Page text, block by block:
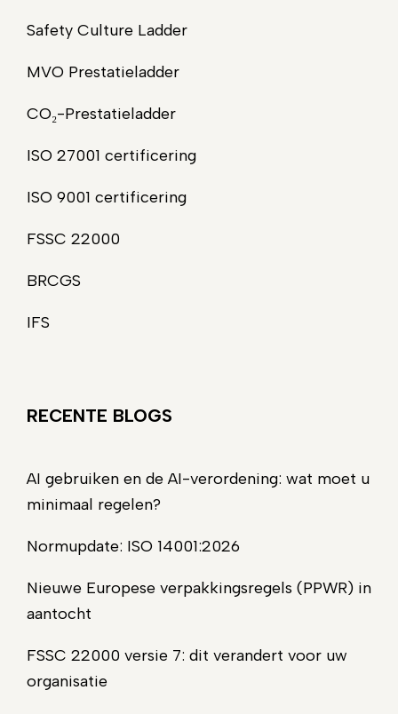
Safety Culture Ladder
MVO Prestatieladder
CO₂-Prestatieladder
ISO 27001 certificering
ISO 9001 certificering
FSSC 22000
BRCGS
IFS
RECENTE BLOGS
AI gebruiken en de AI-verordening: wat moet u
minimaal regelen?
Normupdate: ISO 14001:2026
Nieuwe Europese verpakkingsregels (PPWR) in
aantocht
FSSC 22000 versie 7: dit verandert voor uw
organisatie